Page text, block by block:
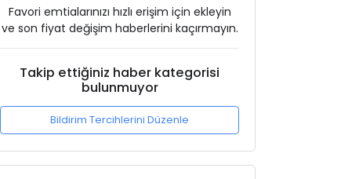
Favori emtialarınızı hızlı erişim için ekleyin
ve son fiyat değişim haberlerini kaçırmayın.
Takip ettiğiniz haber kategorisi
bulunmuyor
Bildirim Tercihlerini Düzenle